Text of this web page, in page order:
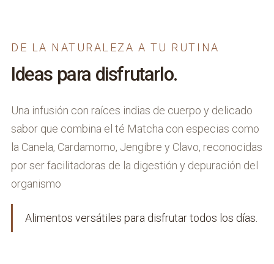
DE LA NATURALEZA A TU RUTINA
Ideas para disfrutarlo.
Una infusión con raíces indias de cuerpo y delicado
sabor que combina el té Matcha con especias como
la Canela, Cardamomo, Jengibre y Clavo, reconocidas
por ser facilitadoras de la digestión y depuración del
organismo
Alimentos versátiles para disfrutar todos los días.